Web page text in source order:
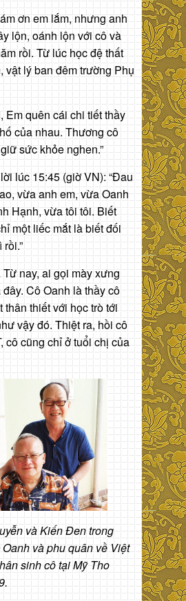
ơn em lắm, nhưng anh
lộn, oánh lộn với cô và
rồi. Từ lúc học đệ thất
vật lý ban đêm trường Phụ
Em quên cái chi tiết thầy
của nhau. Thương cô
sức khỏe nghen.”
lúc 15:45 (giờ VN): “Đau
vừa anh em, vừa Oanh
Hạnh, vừa tôi tôi. Biết
một liếc mắt là biết đối
nay, ai gọi mày xưng
Cô Oanh là thầy cô
thân thiết với học trò tới
vậy đó. Thiệt ra, hồi cô
cô cũng chỉ ở tuổi chị của
và Kiến Đen trong
và phu quân về Việt
sinh cô tại Mỹ Tho